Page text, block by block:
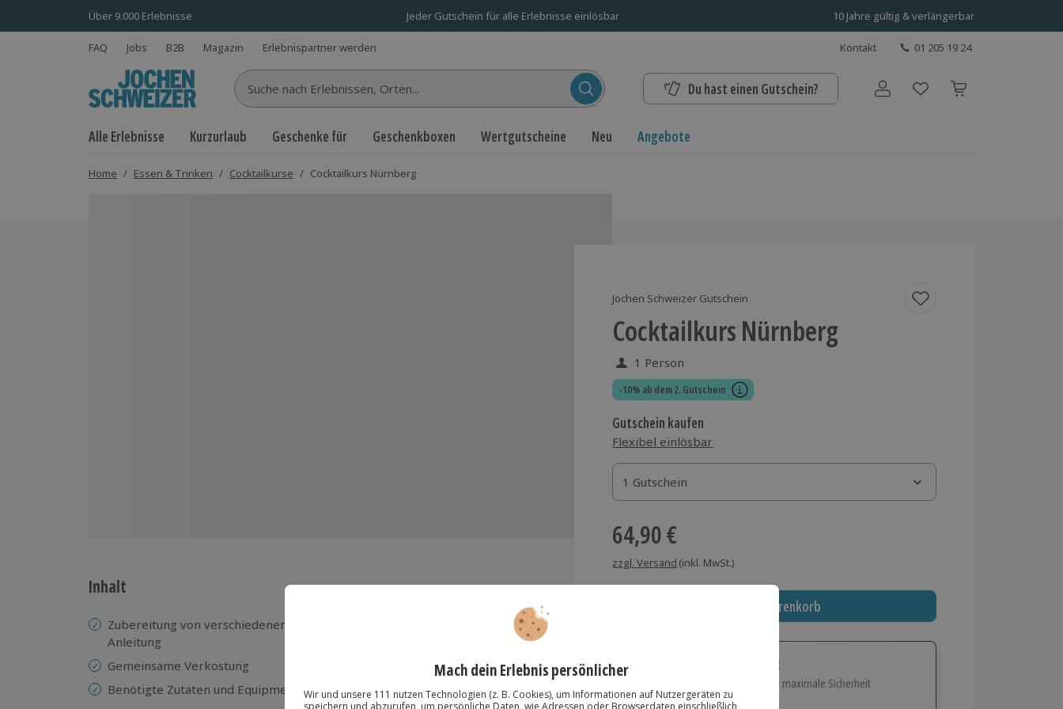
Über 9.000 Erlebnisse Jeder Gutschein für alle Erlebnisse einlösbar 10 Jahre gültig & verlängerbar
FAQ Jobs B2B Magazin Erlebnispartner werden Kontakt 01 205 19 24
Suche nach Erlebnissen... Du hast einen Gutschein? Benutzerkonto
Alle Erlebnisse Kurzurlaub Geschenke für Geschenkboxen Wertgutscheine Neu Angebote
Home / Essen & Trinken / Cocktailkurse / Cocktailkurs Nürnberg
Jochen Schweizer Gutschein
Cocktailkurs Nürnberg
1 Person
-10% ab dem 2. Gutschein
Gutschein kaufen
Flexibel einlösbar
1 Gutschein
1 Gutschein
1 Gutschein
64,90 €
zzgl. Versand (inkl. MwSt.)
In den Warenkorb
Immer das richtige Geschenk:
Große Auswahl, volle Flexibilität und maximale Sicherheit
Inhalt
Zubereitung von verschiedenen klassischen Cocktails unter fachkundiger
Anleitung
Gemeinsame Verkostung
Benötigte Zutaten und Equipment